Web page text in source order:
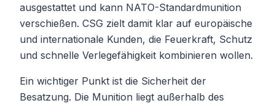
ausgestattet und kann NATO-Standardmunition
verschießen. CSG zielt damit klar auf europäische
und internationale Kunden, die Feuerkraft, Schutz
und schnelle Verlegefähigkeit kombinieren wollen.
Ein wichtiger Punkt ist die Sicherheit der
Besatzung. Die Munition liegt außerhalb des